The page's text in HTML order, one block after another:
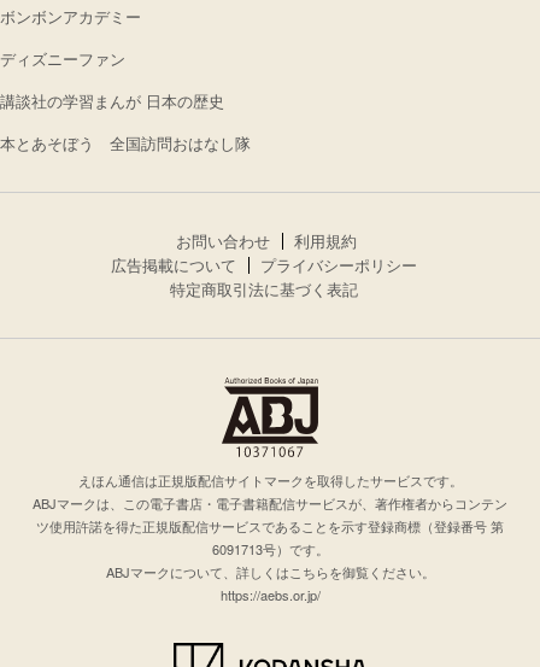
ボンボンアカデミー
ディズニーファン
講談社の学習まんが 日本の歴史
本とあそぼう 全国訪問おはなし隊
お問い合わせ
利用規約
広告掲載について
プライバシーポリシー
特定商取引法に基づく表記
えほん通信は正規版配信サイトマークを取得したサービスです。
ABJマークは、この電子書店・電子書籍配信サービスが、著作権者からコンテン
ツ使用許諾を得た正規版配信サービスであることを示す登録商標（登録番号 第
6091713号）です。
ABJマークについて、詳しくはこちらを御覧ください。
https://aebs.or.jp/